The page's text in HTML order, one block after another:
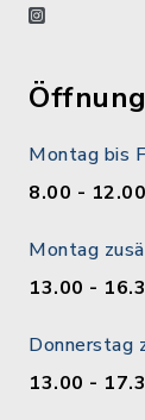
instagram
Montag bis
8.00 -
Montag
13.00 -
Donnerstag
13.00 -